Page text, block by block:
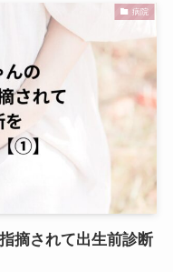
病院
摘されて出生前診断